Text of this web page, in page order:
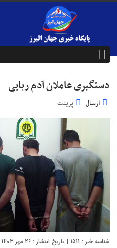
دستگیری عاملان آدم ربایی
ارسال پرینت
شناسه خبر : 1511 | تاریخ انتشار : 26 مهر 1403 - 18:14 | ارسال توسط :